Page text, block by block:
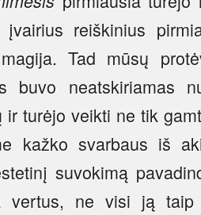
įvairius reiškinius
Tad mūsų
buvo neatskiriamas
ir turėjo veikti ne tik
kažko svarbaus iš
suvokimą
vertus, ne visi ją taip